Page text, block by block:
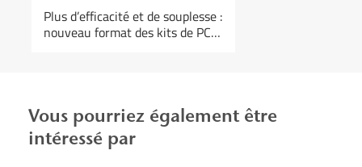
Plus d’efficacité et de souplesse :
nouveau format des kits de PCR
Vous pourriez également être
intéressé par